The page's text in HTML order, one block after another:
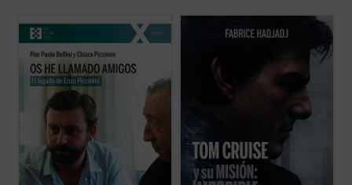
¿Quién era Enzo Piccinini, el cirujano que
murió trágicamente en un accidente de
Giussani e incansable impulsor de
numerosas iniciativas religiosas, sociales y
culturales en su región de Emilia Romaña y
(ver ficha)
cine. Cuando un actor se convierte en
inevitablemente refleja algo de su época.
Por eso, al hablar de Tom, hablamos
filosofía, teología y ...
(ver ficha)